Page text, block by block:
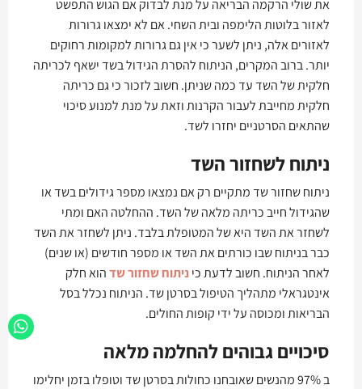
את שולי הרקמה הבריאה על מנת לבדוק אם הגוש התפשט
לאזור בלוטות הלימפה ובית השחי. אם לא ימצאו גרורות
לאזורים אלה, ניתן לשער כי אין גם גרורות למקומות רחוקים
יותר. ברוב המקרים, הניתוח להסרת הגידול בשד ישאף לכריתה
חלקית של השד עד כמה שניתן. חשוב לזכור כי גם כריתה
חלקית מחייבת לעבור הקרנות וזאת על מנת למנוע סיכוי
שהתאים הסרטניים יחזרו לשד.
ניתוח לשחזור השד
ניתוח שחזור שד מתקיים רק אם נמצאו מספר גידולים בשד או
שהגידול חייב כריתה מלאה של השד. ההחלטה האם ומתי
לשחזר את השד היא של המטופלת בלבד. ניתן לשחזר את השד
כבר בניתוח שבו כורתים את השד או מספר חודשים (או שנים)
לאחר הניתוח. חשוב לדעת כיניתוח שחזור שדהוא חלק
אינטגראלי מתהליך הטיפול בסרטן שד. הניתוח נכלל בסל
הבריאות ומכוסה על ידי קופות החולים.
סיכויים גבוהים להחלמה מלאה
ב 97% מהנשים שאובחנו כחולות בסרטן שד וטופלו בזמן יחלימו